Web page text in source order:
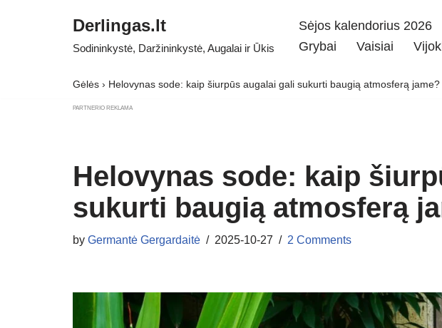
Derlingas.lt
Sodininkystė, Daržininkystė, Augalai ir Ūkis
Sėjos kalendorius 2026
Grybai
Vaisiai
Gėlės › Helovynas sode: kaip šiurpūs augalai gali sukurti baugią atmosferą jame?
PARTNERIO REKLAMA
Helovynas sode: kaip
sukurti baugią atmosferą
by Germantė Gergardaitė 2025-10-27 2 Comments